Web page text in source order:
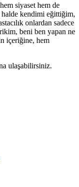
siyaset hem de
halde kendimi eğittiğim,
onlardan sadece
beni ben yapan ne
içeriğine, hem
ulaşabilirsiniz.